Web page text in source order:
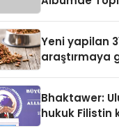
Yeni yapilan
araştırmaya
Sindirildiğini
Bhaktawer:
hukuk Filistin